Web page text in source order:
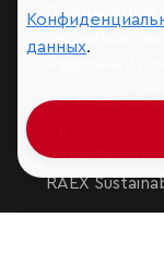
Подписаться
Мы в
RAEX
RAEX
данных.